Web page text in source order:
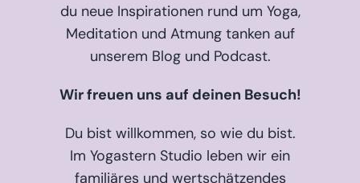
du neue Inspirationen rund um Yoga,
Meditation und Atmung tanken auf
unserem Blog und Podcast.
Wir freuen uns auf deinen Besuch!
Du bist willkommen, so wie du bist.
Im Yogastern Studio leben wir ein
familiäres und wertschätzendes